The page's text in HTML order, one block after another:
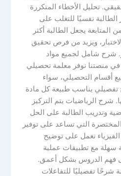
تحليل الأخطاء المتكررة
نفسيًا للتغلب على
المتابعة يجعل الطالبة أكثر
ويزيد من فرص تحقيق
شرح شامل لجميع مواد
في منصتنا نوفر معلمة تحصيلي
أقسام التحصيلي، سواء
تفصيلي يناسب طبيعة كل مادة
شرح الرياضيات يتم التركيز
وتدريب الطالبة على الحل
التي تساعد على توفير
الفيزياء نعمل على توضيح
سهلة مع تطبيقات عملية
فهم الدروس بشكل أعمق.
شرحًا تفصيليًا للتفاعلات